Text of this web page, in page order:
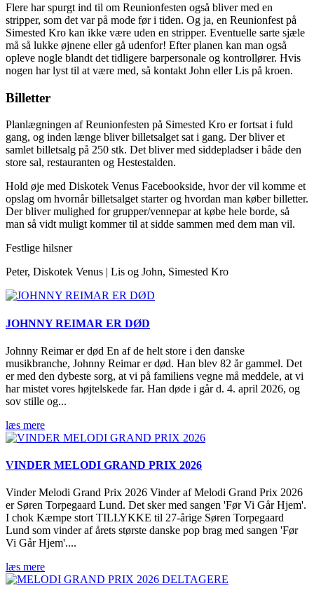
Flere har spurgt ind til om Reunionfesten også bliver med en
stripper, som det var på mode før i tiden. Og ja, en Reunionfest på
Simested Kro kan ikke være uden en stripper. Eventuelle sarte sjæle
må så lukke øjnene eller gå udenfor! Efter planen kan man også
opleve nogle blandt det tidligere barpersonale og kontrollører. Hvis
nogen har lyst til at være med, så kontakt John eller Lis på kroen.
Billetter
Planlægningen af Reunionfesten på Simested Kro er fortsat i fuld
gang, og inden længe bliver billetsalget sat i gang. Der bliver et
samlet billetsalg på 250 stk. Det bliver med siddepladser i både den
store sal, restauranten og Hestestalden.
Hold øje med Diskotek Venus Facebookside, hvor der vil komme et
opslag om hvornår billetsalget starter og hvordan man køber billetter.
Der bliver mulighed for grupper/vennepar at købe hele borde, så
man så vidt muligt kommer til at sidde sammen med dem man vil.
Festlige hilsner
Peter, Diskotek Venus | Lis og John, Simested Kro
JOHNNY REIMAR ER DØD
Johnny Reimar er død En af de helt store i den danske
musikbranche, Johnny Reimar er død. Han blev 82 år gammel. Det
er med den dybeste sorg, at vi på familiens vegne må meddele, at vi
har mistet vores højtelskede far. Han døde i går d. 4. april 2026, og
sov stille og...
læs mere
VINDER MELODI GRAND PRIX 2026
Vinder Melodi Grand Prix 2026 Vinder af Melodi Grand Prix 2026
er Søren Torpegaard Lund. Det sker med sangen 'Før Vi Går Hjem'.
I chok Kæmpe stort TILLYKKE til 27-årige Søren Torpegaard
Lund som vinder af årets største danske pop brag med sangen 'Før
Vi Går Hjem'....
læs mere